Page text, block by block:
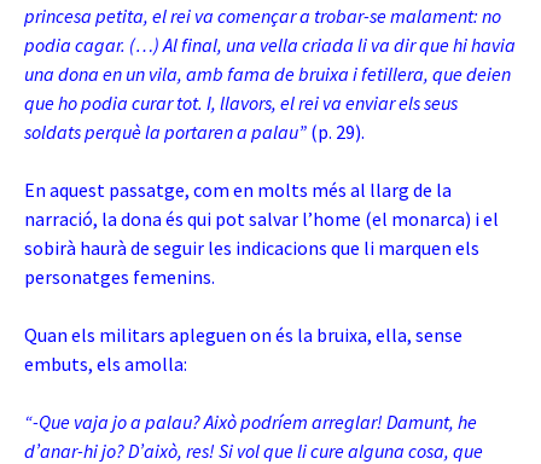
princesa petita, el rei va començar a trobar-se malament: no
podia cagar. (…) Al final, una vella criada li va dir que hi havia
una dona en un vila, amb fama de bruixa i fetillera, que deien
que ho podia curar tot. I, llavors, el rei va enviar els seus
soldats perquè la portaren a palau” (p. 29).
En aquest passatge, com en molts més al llarg de la
narració, la dona és qui pot salvar l’home (el monarca) i el
sobirà haurà de seguir les indicacions que li marquen els
personatges femenins.
Quan els militars apleguen on és la bruixa, ella, sense
embuts, els amolla:
“-Que vaja jo a palau? Això podríem arreglar! Damunt, he
d’anar-hi jo? D’això, res! Si vol que li cure alguna cosa, que